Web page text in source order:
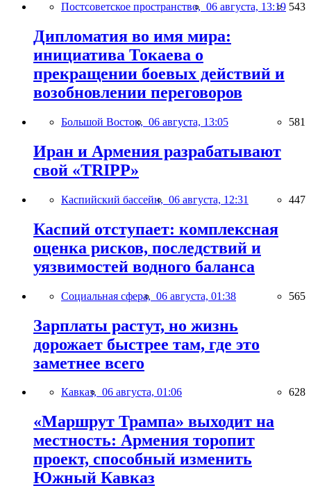
Постсоветское пространство, 06 августа, 13:19 543
Дипломатия во имя мира:
инициатива Токаева о
прекращении боевых действий и
возобновлении переговоров
Большой Восток, 06 августа, 13:05 581
Иран и Армения разрабатывают
свой «TRIPP»
Каспийский бассейн, 06 августа, 12:31 447
Каспий отступает: комплексная
оценка рисков, последствий и
уязвимостей водного баланса
Социальная сфера, 06 августа, 01:38 565
Зарплаты растут, но жизнь
дорожает быстрее там, где это
заметнее всего
Кавказ, 06 августа, 01:06 628
«Маршрут Трампа» выходит на
местность: Армения торопит
проект, способный изменить
Южный Кавказ